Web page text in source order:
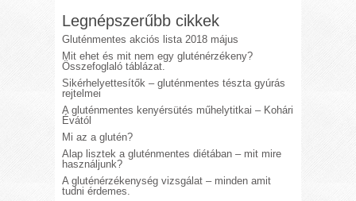
Legnépszerűbb cikkek
Gluténmentes akciós lista 2018 május
Mit ehet és mit nem egy gluténérzékeny?
Összefoglaló táblázat.
Sikérhelyettesítők – gluténmentes tészta gyúrás
rejtelmei
A gluténmentes kenyérsütés műhelytitkai – Kohári
Évától
Mi az a glutén?
Alap lisztek a gluténmentes diétában – mit mire
használjunk?
A gluténérzékenység vizsgálat – minden amit
tudni érdemes.